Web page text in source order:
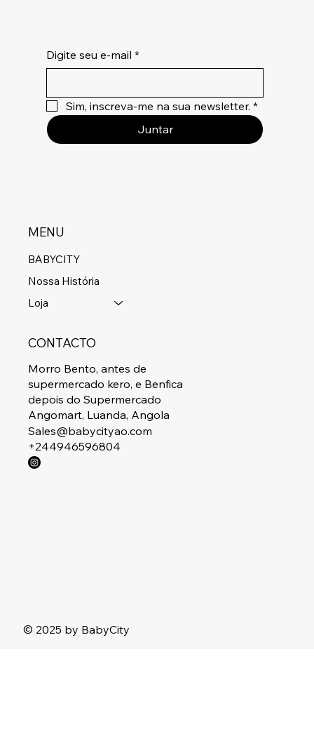
Digite seu e-mail *
Sim, inscreva-me na sua newsletter. *
Juntar
MENU
BABYCITY
Nossa História
Loja
CONTACTO
Morro Bento, antes de
supermercado kero, e Benfica
depois do Supermercado
Angomart, Luanda, Angola
Sales@babycityao.com
+244946596804
© 2025 by BabyCity